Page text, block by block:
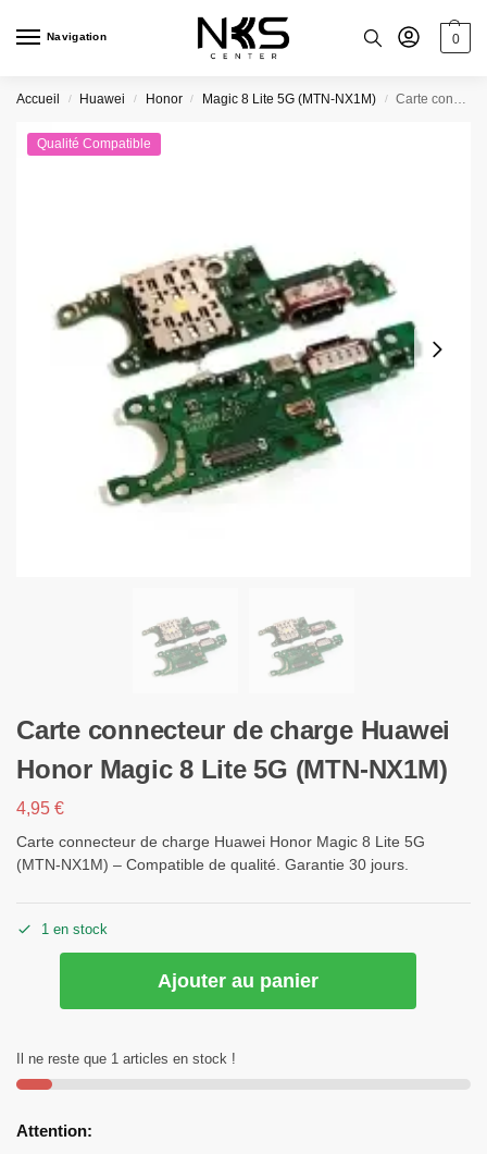
Navigation 0
Accueil / Huawei / Honor / Magic 8 Lite 5G (MTN-NX1M) / Carte connecteur de charge Huawei Honor Magic 8 Lite 5G (MTN-NX1M)
Qualité Compatible
Carte connecteur de charge Huawei
Honor Magic 8 Lite 5G (MTN-NX1M)
4,95 €
Carte connecteur de charge Huawei Honor Magic 8 Lite 5G
(MTN-NX1M) – Compatible de qualité. Garantie 30 jours.
1 en stock
Ajouter au panier
Il ne reste que 1 articles en stock !
Attention: